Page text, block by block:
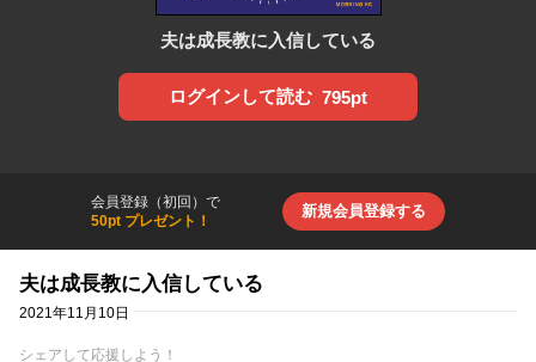
夫は成長教に入信している
ログインして読む 795pt
会員登録（初回）で
50pt プレゼント！
新規会員登録する
夫は成長教に入信している
2021年11月10日
シェアして応援しよう！